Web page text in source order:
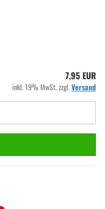
7,95 EUR
inkl. 19% MwSt. zzgl.Versand